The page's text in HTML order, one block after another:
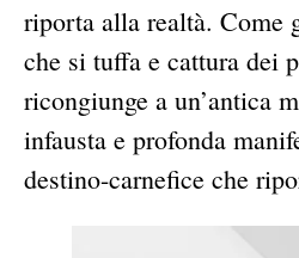
riporta alla realtà. Come
che si tuffa e cattura dei
ricongiunge a un’antica
infausta e profonda
destino-carnefice che